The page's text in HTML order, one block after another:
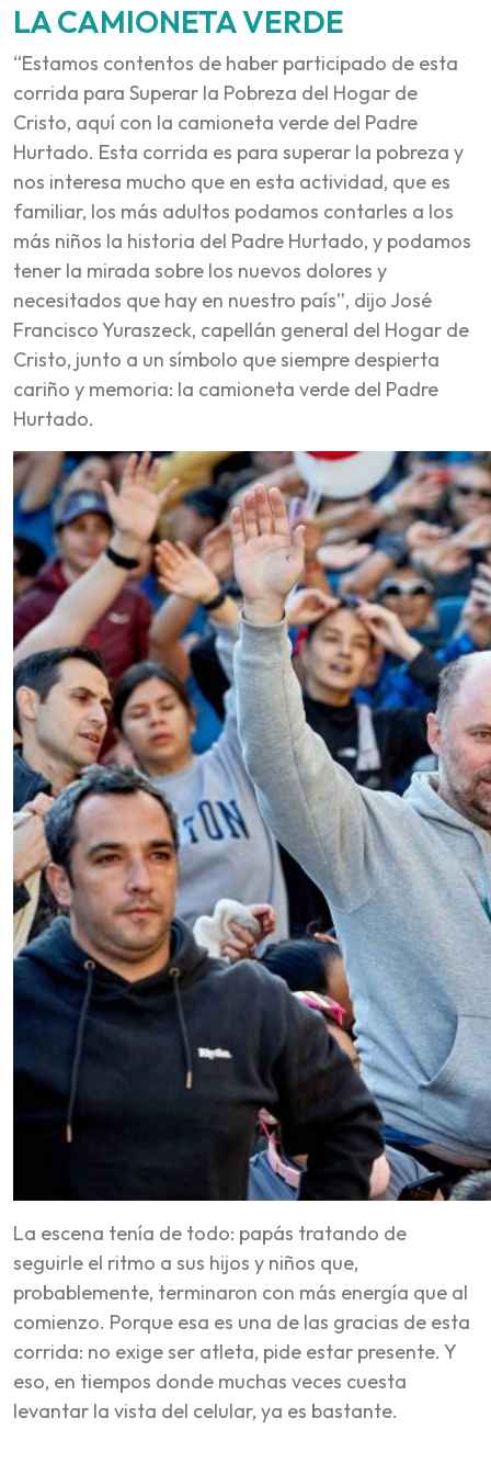
LA CAMIONETA VERDE
“Estamos contentos de haber participado de esta
corrida para Superar la Pobreza del Hogar de
Cristo, aquí con la camioneta verde del Padre
Hurtado. Esta corrida es para superar la pobreza y
nos interesa mucho que en esta actividad, que es
familiar, los más adultos podamos contarles a los
más niños la historia del Padre Hurtado, y podamos
tener la mirada sobre los nuevos dolores y
necesitados que hay en nuestro país”, dijo José
Francisco Yuraszeck, capellán general del Hogar de
Cristo, junto a un símbolo que siempre despierta
cariño y memoria: la camioneta verde del Padre
Hurtado.
La escena tenía de todo: papás tratando de
seguirle el ritmo a sus hijos y niños que,
probablemente, terminaron con más energía que al
comienzo. Porque esa es una de las gracias de esta
corrida: no exige ser atleta, pide estar presente. Y
eso, en tiempos donde muchas veces cuesta
levantar la vista del celular, ya es bastante.